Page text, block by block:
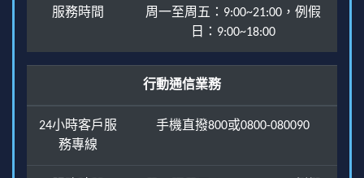
服務時間
周一至周五：9:00~21:00，例假
日：9:00~18:00
行動通信業務
24小時客戶服
務專線
手機直撥800或0800-080090